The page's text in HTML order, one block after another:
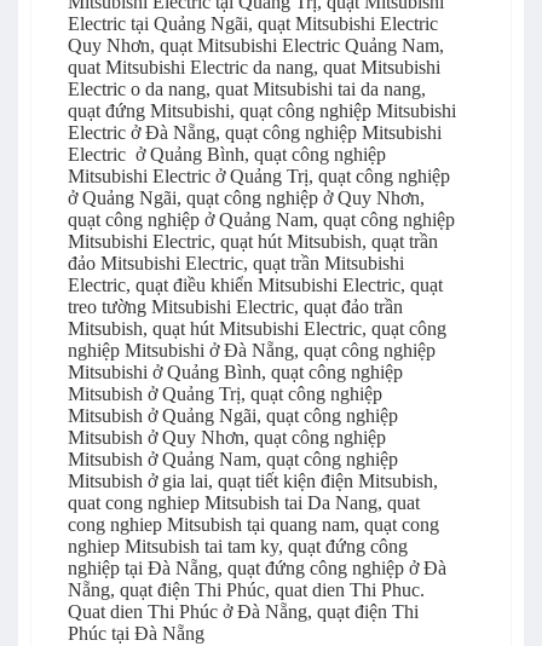
Electric tại Quảng Ngãi, quạt Mitsubishi Electric
Quy Nhơn, quạt Mitsubishi Electric Quảng Nam,
quat Mitsubishi Electric da nang, quat Mitsubishi
Electric o da nang, quat Mitsubishi tai da nang,
quạt đứng Mitsubishi, quạt công nghiệp Mitsubishi
Electric ở Đà Nẵng, quạt công nghiệp Mitsubishi
Electric ở Quảng Bình, quạt công nghiệp
Mitsubishi Electric ở Quảng Trị, quạt công nghiệp
ở Quảng Ngãi, quạt công nghiệp ở Quy Nhơn,
quạt công nghiệp ở Quảng Nam, quạt công nghiệp
Mitsubishi Electric, quạt hút Mitsubish, quạt trần
đảo Mitsubishi Electric, quạt trần Mitsubishi
Electric, quạt điều khiển Mitsubishi Electric, quạt
treo tường Mitsubishi Electric, quạt đảo trần
Mitsubish, quạt hút Mitsubishi Electric, quạt công
nghiệp Mitsubishi ở Đà Nẵng, quạt công nghiệp
Mitsubishi ở Quảng Bình, quạt công nghiệp
Mitsubish ở Quảng Trị, quạt công nghiệp
Mitsubish ở Quảng Ngãi, quạt công nghiệp
Mitsubish ở Quy Nhơn, quạt công nghiệp
Mitsubish ở Quảng Nam, quạt công nghiệp
Mitsubish ở gia lai, quạt tiết kiện điện Mitsubish,
quat cong nghiep Mitsubish tai Da Nang, quat
cong nghiep Mitsubish tại quang nam, quạt cong
nghiep Mitsubish tai tam ky, quạt đứng công
nghiệp tại Đà Nẵng, quạt đứng công nghiệp ở Đà
Nẵng, quạt điện Thi Phúc, quat dien Thi Phuc.
Quat dien Thi Phúc ở Đà Nẵng, quạt điện Thi
Phúc tại Đà Nẵng